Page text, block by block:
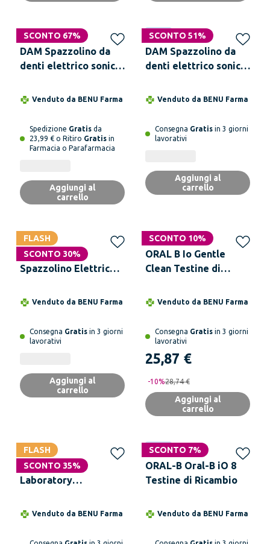
SCONTO 67%
DAM Spazzolino da
denti elettrico sonico,
funzioni per la tua
orale. Modello
ricaricabile.
Venduto da BENU Farma
Spedizione Gratis da
23,99 € o Ritiro Gratis in
Farmacia o Parafarmacia
Aggiungi al
carrello
SCONTO 51%
Novità
DAM Spazzolino da
denti elettrico sonico
Corpo impermeabile
Venduto da BENU Farma
Consegna Gratis in 3 giorni
lavorativi
Aggiungi al
carrello
FLASH
SCONTO 30%
ORAL B Pro 1
Spazzolino Elettrico
Testina di Ricambio
Venduto da BENU Farma
Consegna Gratis in 3 giorni
lavorativi
Aggiungi al
carrello
SCONTO 10%
ORAL B Io Gentle
Clean Testine di
Venduto da BENU Farma
Consegna Gratis in 3 giorni
lavorativi
25,87 €
-10%28,74 €
Aggiungi al
carrello
FLASH
SCONTO 35%
ORAL B Pro 3
Laboratory
2 Ricambi
Venduto da BENU Farma
SCONTO 7%
Novità
ORAL-B Oral-B iO 8
Testine di Ricambio
Venduto da BENU Farma